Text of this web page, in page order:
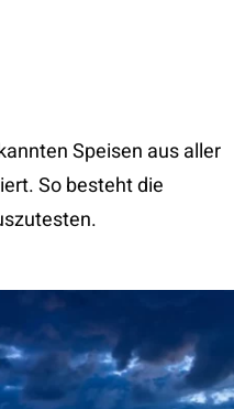
Speisen aus aller
So besteht die